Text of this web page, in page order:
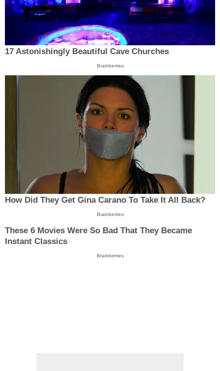
17 Astonishingly Beautiful Cave Churches
Brainberries
How Did They Get Gina Carano To Take It All Back?
Brainberries
These 6 Movies Were So Bad That They Became
Instant Classics
Brainberries